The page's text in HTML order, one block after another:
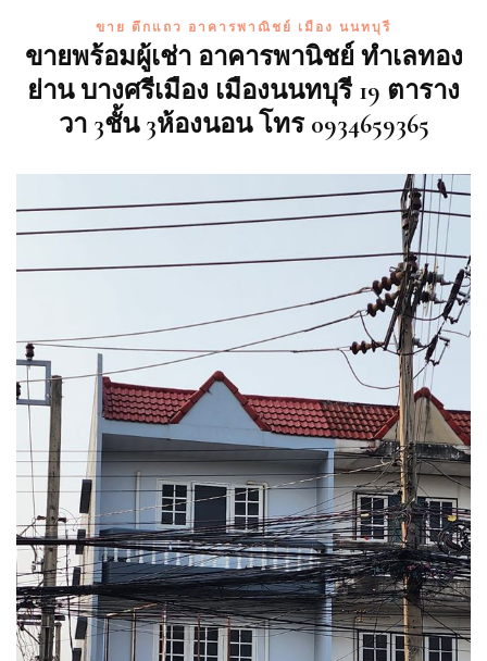
ขาย ตึกแถว อาคารพาณิชย์ เมือง นนทบุรี
ขายพร้อมผู้เช่า อาคารพานิชย์ ทำเลทอง
ย่าน บางศรีเมือง เมืองนนทบุรี 19 ตาราง
วา 3ชั้น 3ห้องนอน โทร 0934659365